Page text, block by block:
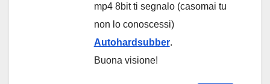
mp4 8bit ti segnalo (casomai tu
non lo conoscessi)
Autohardsubber.
Buona visione!